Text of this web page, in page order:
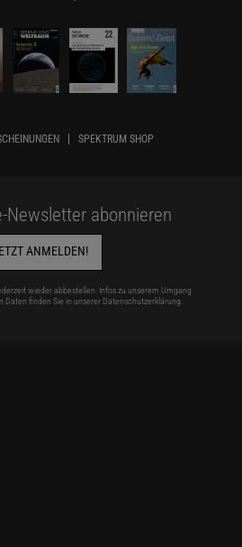
SPEKTRUM SHOP
Newsletter abonnieren
ANMELDEN!
wieder abbestellen. Infos zu unserem Umgang
Daten finden Sie in unserer Datenschutzerklärung